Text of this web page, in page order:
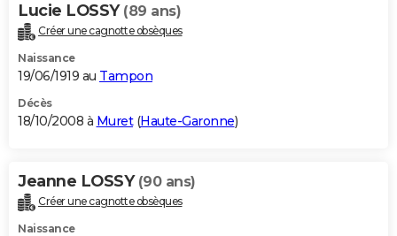
Lucie LOSSY (89 ans)
Créer une cagnotte obsèques
Naissance
19/06/1919 au Tampon
Décès
18/10/2008 à Muret(Haute-Garonne)
Jeanne LOSSY (90 ans)
Créer une cagnotte obsèques
Naissance